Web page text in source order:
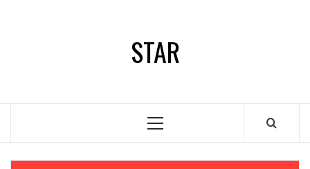
STAR
Primair